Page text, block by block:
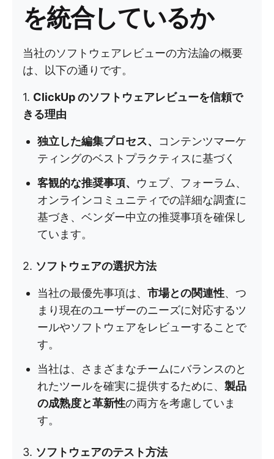
を統合しているか
当社のソフトウェアレビューの方法論の概要
は、以下の通りです。
1. ClickUp のソフトウェアレビューを信頼で
きる理由
独立した編集プロセス、 コンテンツマーケ
ティングのベストプラクティスに基づく
客観的な推奨事項、 ウェブ、フォーラム、
オンラインコミュニティでの詳細な調査に
基づき、ベンダー中立の推奨事項を確保し
ています。
2. ソフトウェアの選択方法
当社の最優先事項は、 市場との関連性、つ
まり現在のユーザーのニーズに対応するツ
ールやソフトウェアをレビューすることで
す。
当社は、さまざまなチームにバランスのと
れたツールを確実に提供するために、 製品
の成熟度と革新性の両方を考慮していま
す。
3. ソフトウェアのテスト方法